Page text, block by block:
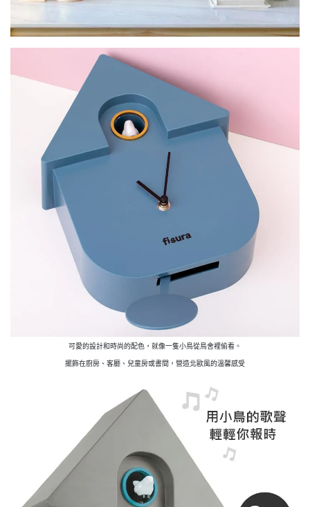
可愛的設計和時尚的配色，就像一隻小鳥從鳥舍裡偷看。
擺飾在廚房、客廳、兒童房或書間，營造北歐風的溫馨感受